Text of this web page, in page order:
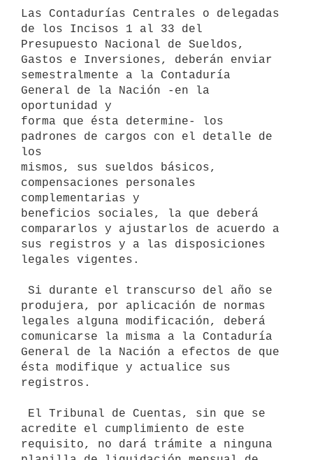
Las Contadurías Centrales o delegadas
de los Incisos 1 al 33 del
Presupuesto Nacional de Sueldos,
Gastos e Inversiones, deberán enviar
semestralmente a la Contaduría
General de la Nación -en la
oportunidad y
forma que ésta determine- los
padrones de cargos con el detalle de
los
mismos, sus sueldos básicos,
compensaciones personales
complementarias y
beneficios sociales, la que deberá
compararlos y ajustarlos de acuerdo a
sus registros y a las disposiciones
legales vigentes.
produjera, por aplicación de normas
legales alguna modificación, deberá
comunicarse la misma a la Contaduría
General de la Nación a efectos de que
ésta modifique y actualice sus
registros.
acredite el cumplimiento de este
requisito, no dará trámite a ninguna